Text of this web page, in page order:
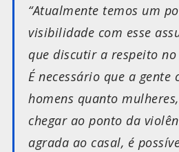
“Atualmente temos um
visibilidade com esse
que discutir a respeito
É necessário que a gente
homens quanto
chegar ao ponto da
agrada ao casal, é